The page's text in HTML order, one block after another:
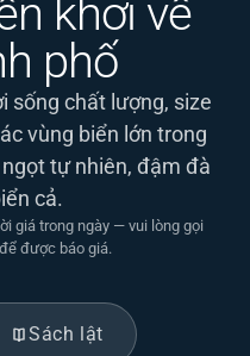
khơi về
phố
sống chất lượng, size
vùng biển lớn trong
tự nhiên, đậm đà
cả.
giá trong ngày — vui lòng gọi
được báo giá.
Sách lật